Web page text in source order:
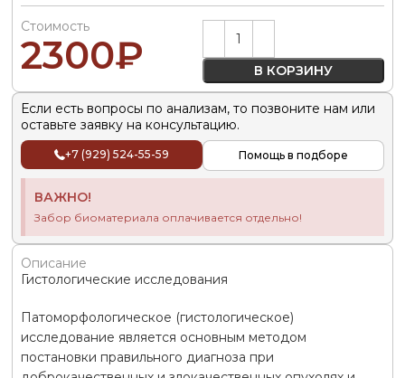
Стоимость
2300₽ В КОРЗИНУ
Alternative:
Если есть вопросы по анализам, то позвоните нам или
оставьте заявку на консультацию.
+7 (929) 524-55-59 Помощь в подборе
ВАЖНО!
Забор биоматериала оплачивается отдельно!
Описание
Гистологические исследования
Патоморфологическое (гистологическое)
исследование является основным методом
постановки правильного диагноза при